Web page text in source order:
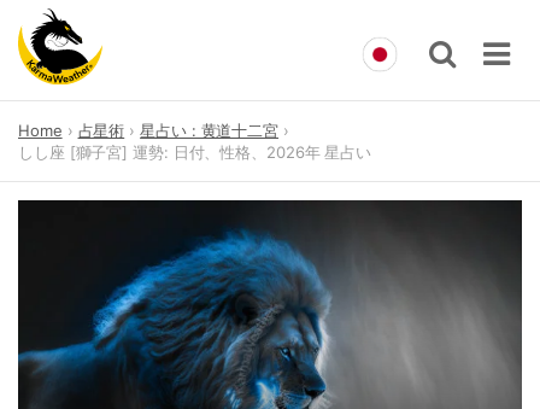
content
Home 占星術
星占い : 黄道十二宮
しし座 [獅子宮] 運勢: 日付、性格、2026年 星占い